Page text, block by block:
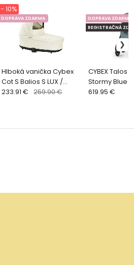
Hlboká vanička Cybex
Cot S Balios S LUX /
Talos S LUX - SEASHELL
DOPRAVA ZDARMA
- 10%
233.91 € 259.90 €
CYBEX Talos
Stormy Blue
DOPRAVA ZDARMA
REGISTRAČNÁ
619.95 €